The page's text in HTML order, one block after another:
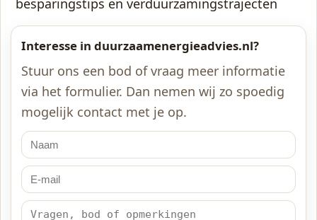
besparingstips en verduurzamingstrajecten
Interesse in duurzaamenergieadvies.nl?
Stuur ons een bod of vraag meer informatie
via het formulier. Dan nemen wij zo spoedig
mogelijk contact met je op.